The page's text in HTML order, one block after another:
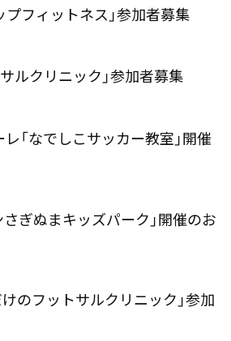
プフィットネス」参加者募集
ルクリニック」参加者募集
「なでしこサッカー教室」開催
ぎぬまキッズパーク」開催のお
のフットサルクリニック」参加